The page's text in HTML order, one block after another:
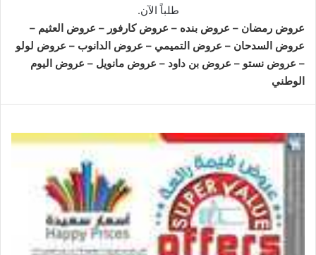
طلباً الآن.
عروض رمضان – عروض بنده – عروض كارفور – عروض العثيم –
عروض السدحان – عروض التميمي – عروض الدانوب – عروض لولو
– عروض نستو – عروض بن داود – عروض مانويل – عروض اليوم
الوطني